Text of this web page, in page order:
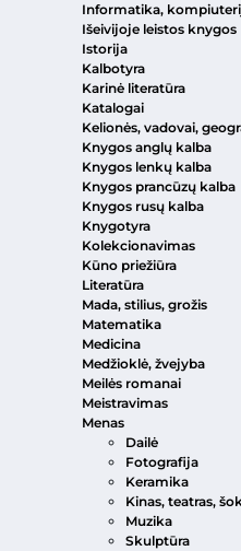
Informatika,
Išeivijoje leistos knygos
Istorija
Kalbotyra
Karinė literatūra
Katalogai
Kelionės, vadovai,
Knygos anglų kalba
Knygos lenkų kalba
Knygos prancūzų kalba
Knygos rusų kalba
Knygotyra
Kolekcionavimas
Kūno priežiūra
Literatūra
Mada, stilius, grožis
Matematika
Medicina
Medžioklė, žvejyba
Meilės romanai
Meistravimas
Menas
Dailė
Fotografija
Keramika
Kinas, teatras,
Muzika
Skulptūra